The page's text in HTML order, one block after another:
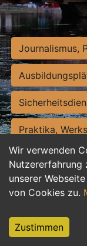
Wir verwenden
Nutzererfahrung
unserer
von Cookies zu.
Zustimmen
Journalismus,
Praktika,
Personalwesen
Hilfskräfte,
Weiterbildung,